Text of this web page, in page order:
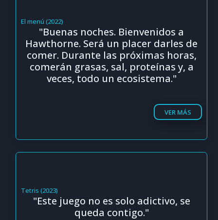
El menú (2022)
"Buenas noches. Bienvenidos a
Hawthorne. Será un placer darles de
comer. Durante las próximas horas,
comerán grasas, sal, proteínas y, a
veces, todo un ecosistema."
VER MÁS
Tetris (2023)
"Este juego no es solo adictivo, se
queda contigo."